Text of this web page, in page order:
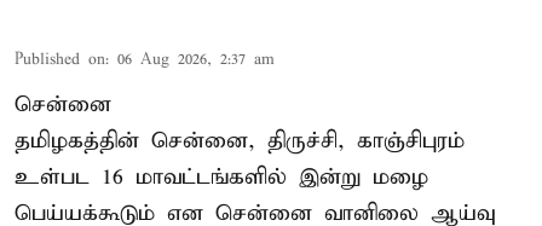
Published on: 06 Aug 2026, 2:37 am
சென்னை
தமிழகத்தின் சென்னை, திருச்சி, காஞ்சிபுரம்
உள்பட 16 மாவட்டங்களில் இன்று மழை
பெய்யக்கூடும் என சென்னை வானிலை ஆய்வு